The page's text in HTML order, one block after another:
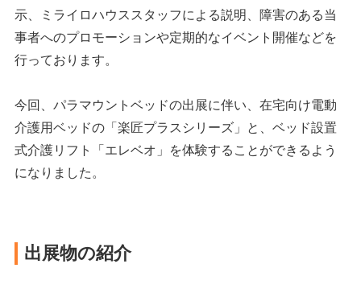
示、ミライロハウススタッフによる説明、障害のある当
事者へのプロモーションや定期的なイベント開催などを
行っております。
今回、パラマウントベッドの出展に伴い、在宅向け電動
介護用ベッドの「楽匠プラスシリーズ」と、ベッド設置
式介護リフト「エレベオ」を体験することができるよう
になりました。
出展物の紹介